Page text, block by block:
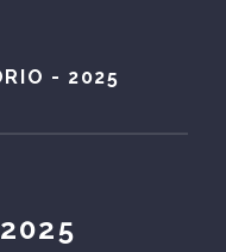
- 2025